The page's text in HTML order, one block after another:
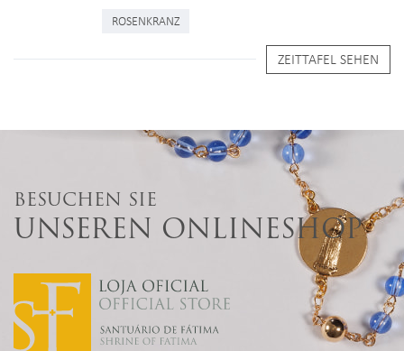
ROSENKRANZ
ZEITTAFEL SEHEN
BESUCHEN SIE
UNSEREN ONLINESHOP